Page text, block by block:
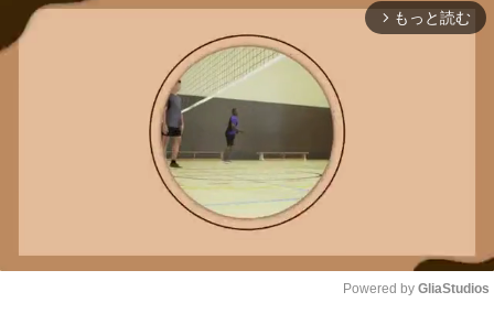
arrow_forward_ios もっと読む
Powered by GliaStudios